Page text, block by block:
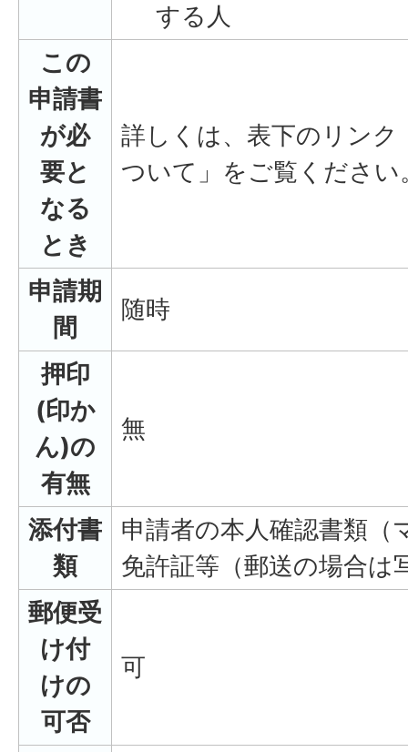
する人
この
申請書
が必
要と
なる
とき
詳しくは、表下のリンク
ついて」をご覧ください
申請期
間
随時
押印
(印か
ん)の
有無
無
添付書
類
申請者の本人確認書類（
免許証等（郵送の場合は
郵便受
け付
けの
可否
可